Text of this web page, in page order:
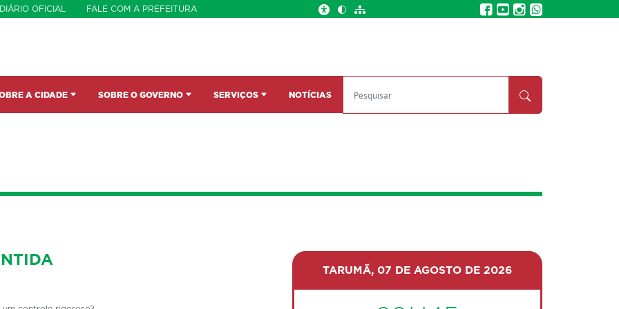
DIÁRIO OFICIAL FALE COM A PREFEITURA
A CIDADE SOBRE O GOVERNO SERVIÇOS NOTÍCIAS
TARUMÃ, 07 DE AGOSTO DE 2026